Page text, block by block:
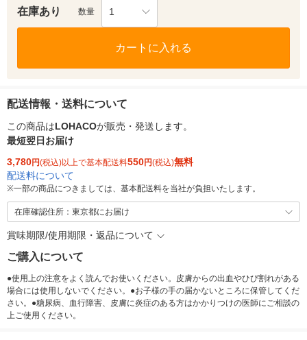
在庫あり 数量 1
カートに入れる
配送情報・送料について
この商品はLOHACOが販売・発送します。
最短翌日お届け
3,780円(税込)以上で基本配送料550円(税込)無料
配送料について
※一部の商品につきましては、基本配送料を当社が負担いたします。
在庫確認住所：東京都にお届け
賞味期限/使用期限・返品について
ご購入について
●使用上の注意をよく読んでお使いください。皮膚からの出血やひび割れがある
場合には使用しないでください。●お子様の手の届かないところに保管してくだ
さい。●糖尿病、血行障害、皮膚に炎症のある方はかかりつけの医師にご相談の
上ご使用ください。